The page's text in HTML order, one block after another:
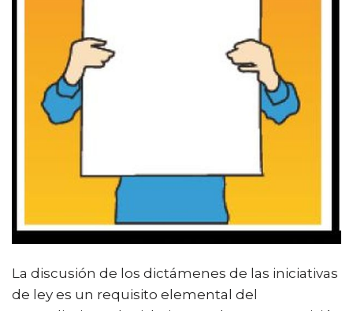
La discusión de los dictámenes de las iniciativas
de ley es un requisito elemental del